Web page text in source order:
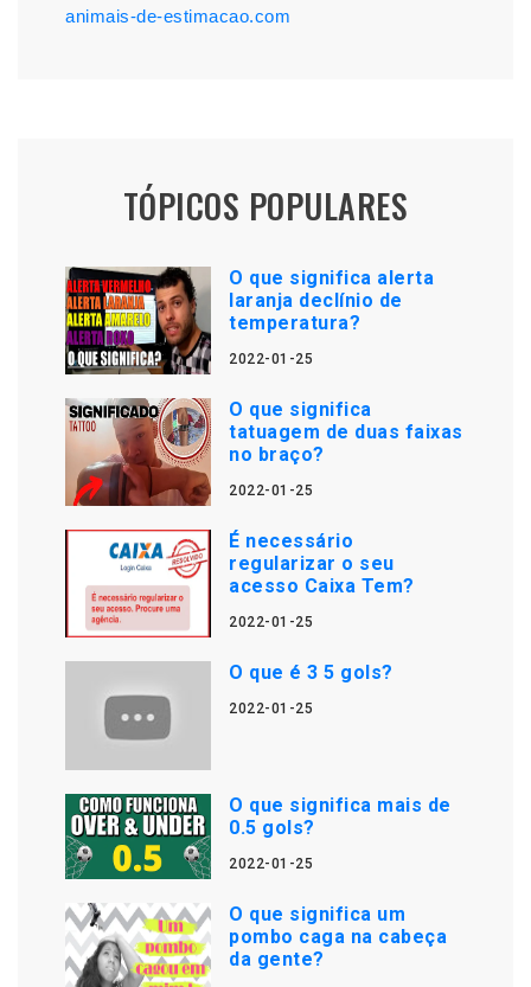
animais-de-estimacao.com
TÓPICOS POPULARES
O que significa alerta
laranja declínio de
temperatura?
2022-01-25
O que significa
tatuagem de duas faixas
no braço?
2022-01-25
É necessário
regularizar o seu
acesso Caixa Tem?
2022-01-25
O que é 3 5 gols?
2022-01-25
O que significa mais de
0.5 gols?
2022-01-25
O que significa um
pombo caga na cabeça
da gente?